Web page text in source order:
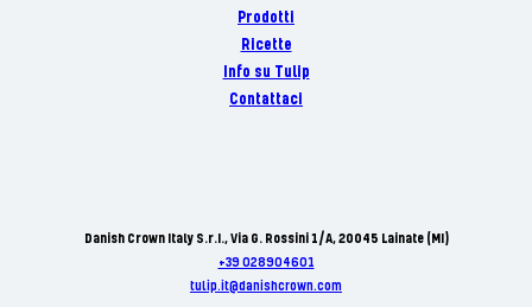
Prodotti
Ricette
Info su Tulip
Contattaci
Danish Crown Italy S.r.I., Via G. Rossini 1/A, 20045 Lainate (MI)
+39 028904601
tulip.it@danishcrown.com